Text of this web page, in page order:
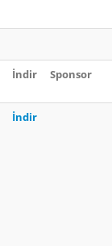
İndir Sponsor
İndir